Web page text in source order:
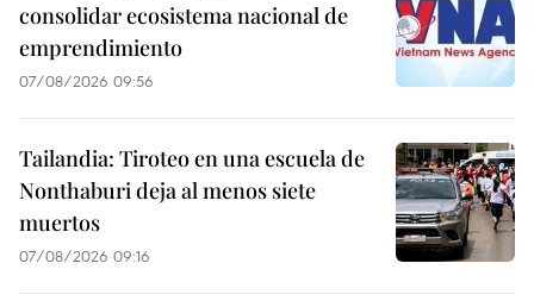
consolidar ecosistema nacional de
emprendimiento
07/08/2026 09:56
Tailandia: Tiroteo en una escuela de
Nonthaburi deja al menos siete
muertos
07/08/2026 09:16